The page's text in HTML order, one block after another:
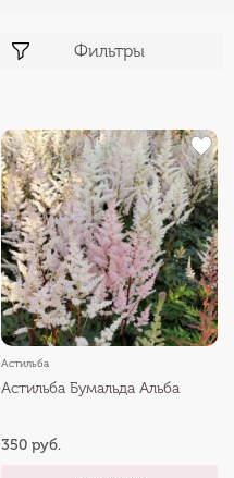
Фильтры
Астильба
Астильба Бумальда Альба
350 руб.